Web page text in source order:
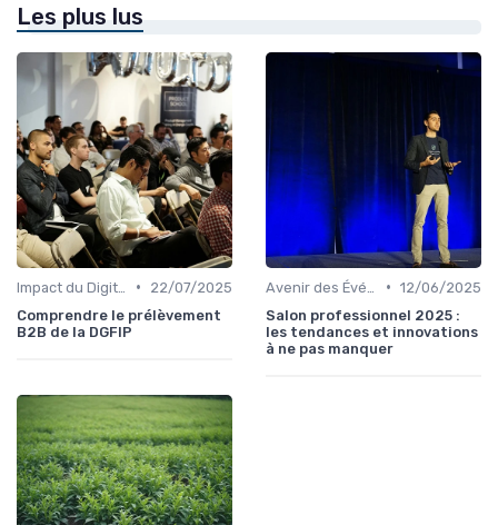
Les plus lus
•
22/07/2025
Comprendre le prélèvement
B2B de la DGFIP
• 12/06/2025
Salon professionnel 2025 :
les tendances et innovations
à ne pas manquer